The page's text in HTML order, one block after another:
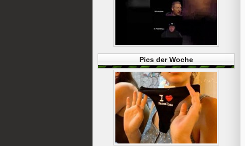
Pics der Woche